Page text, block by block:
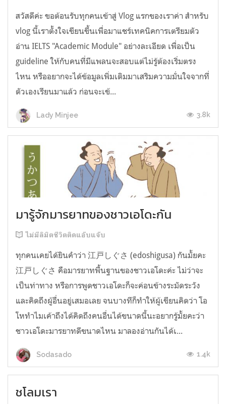
สวัสดีค่ะ ขอต้อนรับทุกคนเข้าสู่ Vlog แรกของเราค่า สำหรับ
vlog นี้เราตั้งใจเขียนขึ้นเพื่อมาแชร์เทคนิคการเตรียมตัว
อ่าน IELTS "Academic Module" อย่างละเอียด เพื่อเป็น
guideline ให้กับคนที่มีแพลนจะสอบแต่ไม่รู้ต้องเริ่มตรง
ไหน หรืออยากจะได้ข้อมูลเพิ่มเติมมาเสริมความมั่นใจจากที่
ตัวเองเรียนมาแล้ว ก่อนจะเข้...
Lady Minjee 3.8k
มารู้จักมารยาทของชาวเอโดะกัน
ไม่มีลิมิตชีวิตติดแอ๊บแจ๊บ
ทุกคนเคยได้ยินคำว่า 江戸しぐさ (edoshigusa) กันมั้ยคะ
江戸しぐさ คือมารยาทพื้นฐานของชาวเอโดะค่ะ ไม่ว่าจะ
เป็นท่าทาง หรือการพูดชาวเอโดะก็จะค่อนข้างระมัดระวัง
และคิดถึงผู้อื่นอยู่เสมอเลย จนบางทีก็ทำให้ผู้เขียนคิดว่า โอ
โหทำไมเค้าถึงได้คิดถึงคนอื่นได้ขนาดนี้นะอยากรู้มั้ยคะว่า
ชาวเอโดะมารยาทดีขนาดไหน มาลองอ่านกันได้เ...
Sodasado 1.4k
ชโลมเรา